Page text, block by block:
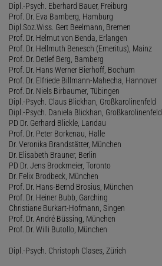
Dipl.-Psych. Eberhard Bauer, Freiburg
Prof. Dr. Eva Bamberg, Hamburg
Dipl.Soz.Wiss. Gert Beelmann, Bremen
Prof. Dr. Helmut von Benda, Erlangen
Prof. Dr. Hellmuth Benesch (Emeritus), Mainz
Prof. Dr. Detlef Berg, Bamberg
Prof. Dr. Hans Werner Bierhoff, Bochum
Prof. Dr. Elfriede Billmann-Mahecha, Hannover
Prof. Dr. Niels Birbaumer, Tübingen
Dipl.-Psych. Claus Blickhan, Großkarolinenfeld
Dipl.-Psych. Daniela Blickhan, Großkarolinenfeld
PD Dr. Gerhard Blickle, Landau
Prof. Dr. Peter Borkenau, Halle
Dr. Veronika Brandstätter, München
Dr. Elisabeth Brauner, Berlin
PD Dr. Jens Brockmeier, Toronto
Dr. Felix Brodbeck, München
Prof. Dr. Hans-Bernd Brosius, München
Prof. Dr. Heiner Bubb, Garching
Christiane Burkart-Hofmann, Singen
Prof. Dr. André Büssing, München
Prof. Dr. Willi Butollo, München
Dipl.-Psych. Christoph Clases, Zürich